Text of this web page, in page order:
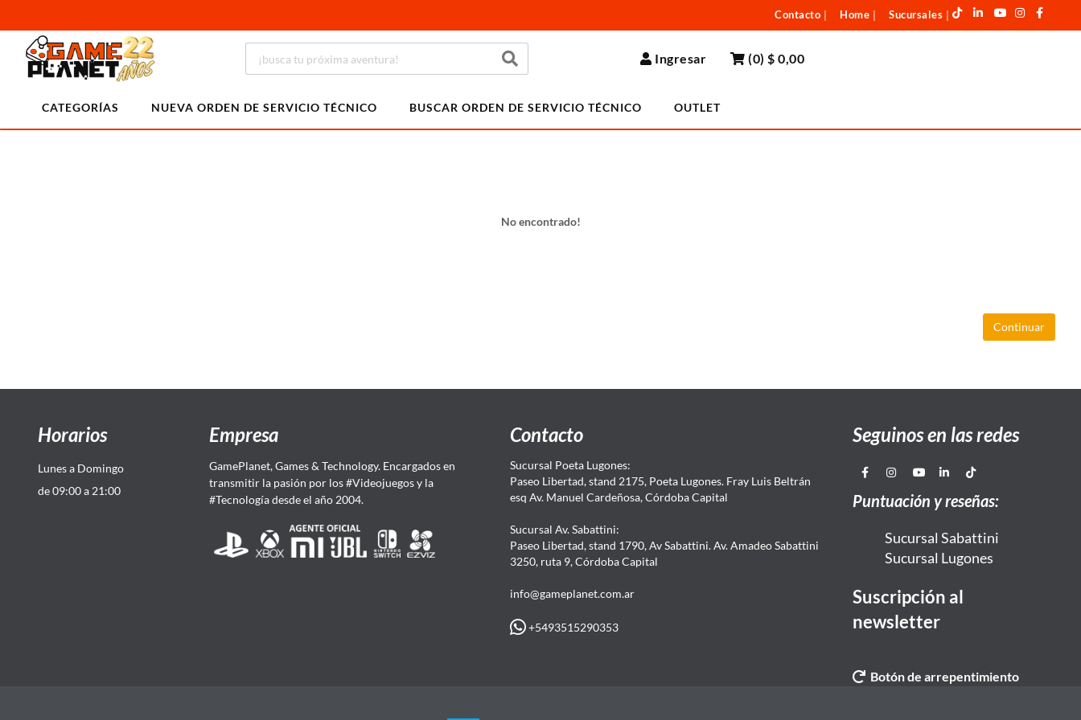
Contacto Home Sucursales
Ingresar (0)$ 0,00
CATEGORÍAS NUEVA ORDEN DE SERVICIO TÉCNICO BUSCAR ORDEN DE SERVICIO TÉCNICO OUTLET
No encontrado!
Continuar
Horarios
Lunes a Domingo
de 09:00 a 21:00
Empresa
GamePlanet, Games & Technology. Encargados en
transmitir la pasión por los #Videojuegos y la
#Tecnología desde el año 2004.
Contacto
Sucursal Poeta Lugones:
Paseo Libertad, stand 2175, Poeta Lugones. Fray Luis Beltrán
esq Av. Manuel Cardeñosa, Córdoba Capital
Sucursal Av. Sabattini:
Paseo Libertad, stand 1790, Av Sabattini. Av. Amadeo Sabattini
3250, ruta 9, Córdoba Capital
info@gameplanet.com.ar
+5493515290353
Seguinos en las redes
Puntuación y reseñas:
Sucursal Sabattini
Sucursal Lugones
Suscripción al
newsletter
Botón de arrepentimiento